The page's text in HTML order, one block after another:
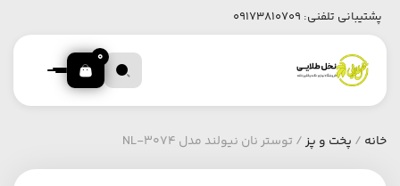
پشتیبانی تلفنی: 09173810709
0
خانه / پخت و پز/ توستر نان نیولند مدل NL-3074